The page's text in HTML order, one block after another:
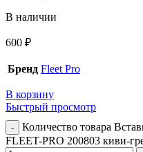
В наличии
600 ₽
Бренд Fleet Pro
В корзину
Быстрый просмотр
Количество товара
FLEET-PRO 200803 киви-